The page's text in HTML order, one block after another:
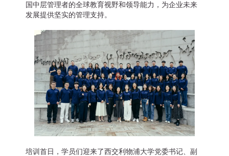
国中层管理者的全球教育视野和领导能力，为企业未来
发展提供坚实的管理支持。
培训首日，学员们迎来了西交利物浦大学党委书记、副